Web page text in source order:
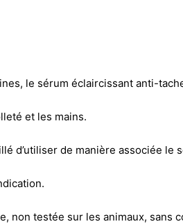
le sérum éclaircissant anti-
et les mains.
d’utiliser de manière associée le
non testée sur les animaux, sans